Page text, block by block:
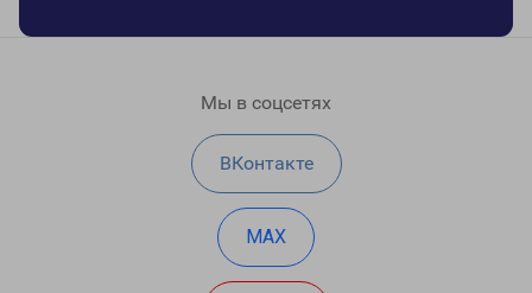
Мы в соцсетях
ВКонтакте
MAX